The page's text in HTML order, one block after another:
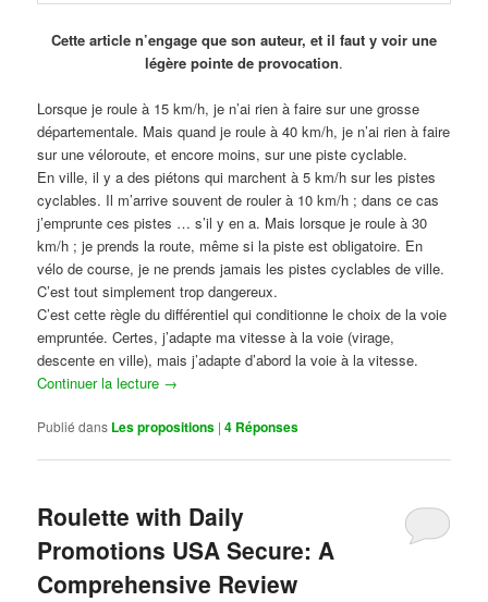
Cette article n’engage que son auteur, et il faut y voir une
légère pointe de provocation.
Lorsque je roule à 15 km/h, je n’ai rien à faire sur une grosse
départementale. Mais quand je roule à 40 km/h, je n’ai rien à faire
sur une véloroute, et encore moins, sur une piste cyclable.
En ville, il y a des piétons qui marchent à 5 km/h sur les pistes
cyclables. Il m’arrive souvent de rouler à 10 km/h ; dans ce cas
j’emprunte ces pistes … s’il y en a. Mais lorsque je roule à 30
km/h ; je prends la route, même si la piste est obligatoire. En
vélo de course, je ne prends jamais les pistes cyclables de ville.
C’est tout simplement trop dangereux.
C’est cette règle du différentiel qui conditionne le choix de la voie
empruntée. Certes, j’adapte ma vitesse à la voie (virage,
descente en ville), mais j’adapte d’abord la voie à la vitesse.
Continuer la lecture →
Publié dans Les propositions |4 Réponses
Roulette with Daily
Promotions USA Secure: A
Comprehensive Review